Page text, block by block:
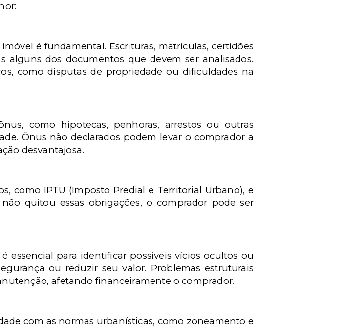
é fundamental. Escrituras, matrículas, certidões
alguns dos documentos que devem ser analisados.
como disputas de propriedade ou dificuldades na
como hipotecas, penhoras, arrestos ou outras
Ônus não declarados podem levar o comprador a
desvantajosa.
como IPTU (Imposto Predial e Territorial Urbano), e
quitou essas obrigações, o comprador pode ser
essencial para identificar possíveis vícios ocultos ou
ou reduzir seu valor. Problemas estruturais
afetando financeiramente o comprador.
com as normas urbanísticas, como zoneamento e